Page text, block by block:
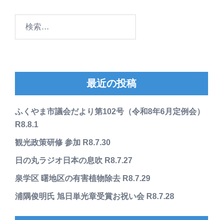
最近の投稿
ふくやま市議会だより第102号（令和8年6月定例会）
R8.8.1
観光政策研修 参加 R8.7.30
日の丸ラジオ日本の息吹 R8.7.27
泉学区 曙地区の有害植物除去 R8.7.29
浦隅俊明氏 旭日単光章受賞お祝い会 R8.7.28